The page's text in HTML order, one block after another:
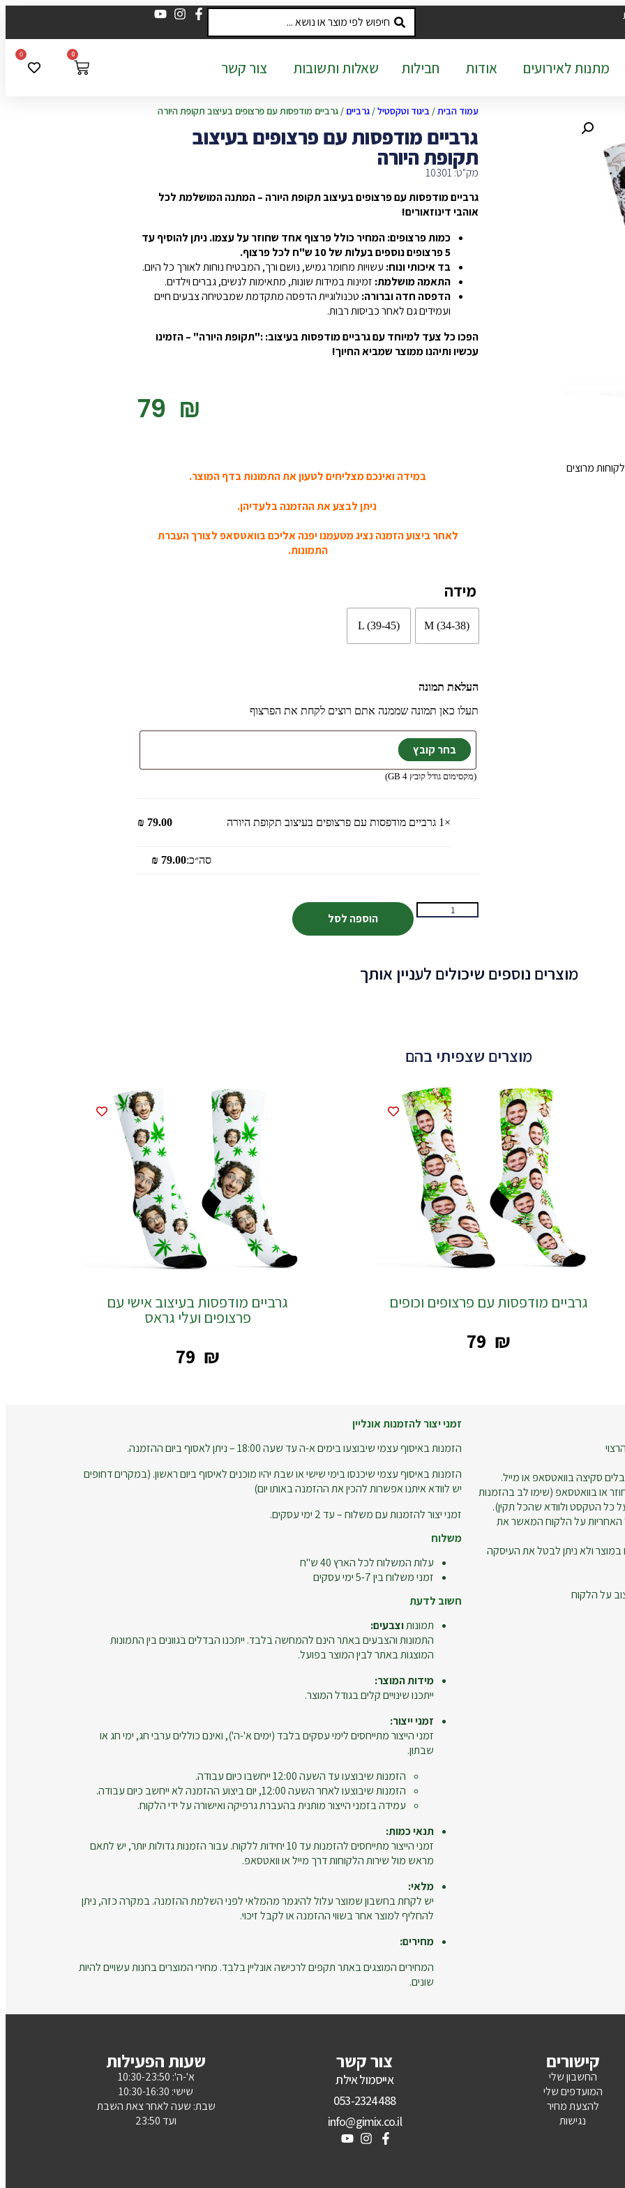
מתנות לאירועים אודות חבילות שאלות ותשובות צור קשר
0
0
מרוצים
עמוד הבית/ביגוד וטקסטיל/גרביים / גרביים מודפסות עם פרצופים בעיצוב תקופת היורה
גרביים מודפסות עם פרצופים בעיצוב
תקופת היורה
מק"ט: 10301
גרביים מודפסות עם פרצופים בעיצוב תקופת היורה – המתנה המושלמת לכל
אוהבי דינוזאורים!
כמות פרצופים: המחיר כולל פרצוף אחד שחוזר על עצמו. ניתן להוסיף עד
5 פרצופים נוספים בעלות של 10 ש"ח לכל פרצוף.
בד איכותי ונוח: עשויות מחומר גמיש, נושם ורך, המבטיח נוחות לאורך כל היום.
התאמה מושלמת: זמינות במידות שונות, מתאימות לנשים, גברים וילדים.
הדפסה חדה וברורה: טכנולוגיית הדפסה מתקדמת שמבטיחה צבעים חיים
ועמידים גם לאחר כביסות רבות.
הפכו כל צעד למיוחד עם גרביים מודפסות בעיצוב: :"תקופת היורה" – הזמינו
עכשיו ותיהנו ממוצר שמביא החיוך!
‎79 ₪
במידה ואינכם מצליחים לטעון את התמונות בדף המוצר.
ניתן לבצע את ההזמנה בלעדיהן.
לאחר ביצוע הזמנה נציג מטעמנו יפנה אליכם בוואטסאפ לצורך העברת
התמונות.
מידה
M (34-38)
L (39-45)
העלאת תמונה
תעלו כאן תמונה שממנה אתם רוצים לקחת את הפרצוף
(מקסימום גודל קובץ 4 GB)
×1 גרביים מודפסות עם פרצופים בעיצוב תקופת היורה ₪ 79.00
סה״כ: ₪ 79.00
הוספה לסל
מוצרים נוספים שיכולים לעניין אותך
מוצרים שצפיתי בהם
גרביים מודפסות עם פרצופים וכופים
‎79 ₪
גרביים מודפסות בעיצוב אישי עם
פרצופים ועלי גראס
‎79 ₪
סקיצה בוואטסאפ או מייל.
או בוואטסאפ (שימו לב בהזמנות
כל הטקסט ולוודא שהכל תקין).
האחריות על הלקוח המאשר את
במוצר ולא ניתן לבטל את העיסקה
על הלקוח
זמני יצור להזמנות אונליין
הזמנות באיסוף עצמי שיבוצעו בימים א-ה עד שעה 18:00 – ניתן לאסוף ביום ההזמנה.
הזמנות באיסוף עצמי שיכנסו בימי שישי או שבת יהיו מוכנים לאיסוף ביום ראשון. (במקרים דחופים
יש לוודא איתנו אפשרות להכין את ההזמנה באותו יום)
זמני יצור להזמנות עם משלוח – עד 2 ימי עסקים.
משלוח
עלות המשלוח לכל הארץ 40 ש"ח
זמני משלוח בין 5-7 ימי עסקים
חשוב לדעת
תמונותוצבעים:
התמונות והצבעים באתר הינם להמחשה בלבד. ייתכנו הבדלים בגוונים בין התמונות
המוצגות באתר לבין המוצר בפועל.
מידות המוצר:
ייתכנו שינויים קלים בגודל המוצר.
זמני ייצור:
זמני הייצור מתייחסים לימי עסקים בלבד (ימים א'-ה'), ואינם כוללים ערבי חג, ימי חג או
שבתון.
הזמנות שיבוצעו עד השעה 12:00 ייחשבו כיום עבודה.
הזמנות שיבוצעו לאחר השעה 12:00, יום ביצוע ההזמנה לא ייחשב כיום עבודה.
עמידה בזמני הייצור מותנית בהעברת גרפיקה ואישורה על ידי הלקוח.
תנאי כמות:
זמני הייצור מתייחסים להזמנות עד 10 יחידות ללקוח. עבור הזמנות גדולות יותר, יש לתאם
מראש מול שירות הלקוחות דרך מייל או וואטסאפ.
מלאי:
יש לקחת בחשבון שמוצר עלול להיגמר מהמלאי לפני השלמת ההזמנה. במקרה כזה, ניתן
להחליף למוצר אחר בשווי ההזמנה או לקבל זיכוי.
מחירים:
המחירים המוצגים באתר תקפים לרכישה אונליין בלבד. מחירי המוצרים בחנות עשויים להיות
שונים.
קישורים
החשבון שלי
המועדפים שלי
להצעת מחיר
נגישות
צור קשר
אייסמול אילת
053-2324488
info@gimix.co.il
שעות הפעילות
א'-ה': 10:30-23:50
שישי: 10:30-16:30
שבת: שעה לאחר צאת השבת
ועד 23:50